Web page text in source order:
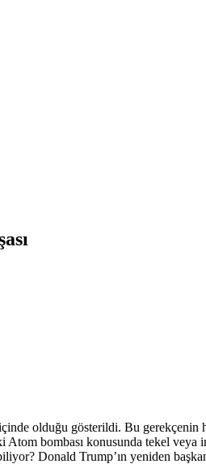
olduğu gösterildi. Bu gerekçenin
bombası konusunda tekel
Donald Trump’ın yeniden